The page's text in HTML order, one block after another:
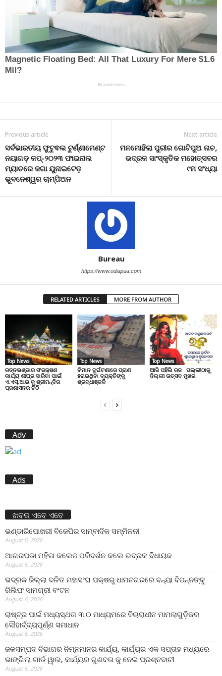
Previous article
ସର୍ବଭାରତୀୟ ଫୁଟୁଵଲ ଟୁର୍ଣ୍ଣାମେଣ୍ଟ
ନୟାଗଡ଼ କପ୍-୨୦୨୩ ଫାଇନାଲ
ମ୍ୟାଚରେ ଜଗା ୟୁନାଇଟେଡ଼
ଭୁବନେଶ୍ୱର ଚାମ୍ପିଅନ
Next article
ମନମୋହିଲା ପୁରୀର ଗୋଟିପୁଅ ନାଚ,
ଭଦ୍ରକ ସାଂସ୍କୃତିକ ମହୋତ୍ସବର
୯ମ ସଂଧ୍ୟା
Bureau
https://www.odiapua.com
RELATED ARTICLES MORE FROM AUTHOR
Top News
ରତ୍ନଭଣ୍ଡାର ସଂରକ୍ଷଣ
କାର୍ଯ୍ୟ ଶୀଘ୍ର ସାରିବା ପାଇଁ
ଏ.ଏସ୍.ଆଇ.କୁ ଶ୍ରୀମନ୍ଦିର
ପ୍ରଶାସନର ଚିଠି
Top News
ବିମାନ ଦୁର୍ଘଟଣାରେ ପ୍ରାଣ
ହରାଇଥିବା ବ୍ୟକ୍ତିଙ୍କୁ
ଶ୍ରଦ୍ଧାଞ୍ଜଳି
Top News
ଆଜି ପହିଲି ରଜ : ପଲ୍ଲୀଠାରୁ
ଦିଲ୍ଲୀ ଉତ୍ସବ ମୁଖର
Adv
Ads
ଖବର ଏବେ ଏବେ
ଭଣ୍ଡାରିପୋଖରୀ ବିଜେପିର ସାମ୍ବାଦିକ ସମ୍ମିଳନୀ
August 6, 2026
ଆଗରପଡା ମହିଳା କଲେଜ ପରିଦର୍ଶନ କଲେ ଭଦ୍ରକ ବିଧାୟକ
August 6, 2026
ଭଦ୍ରକ ଜିଲ୍ଲା ଦଳିତ ମହାସଂଘ ପକ୍ଷରୁ ଧାମନଗରରେ ବନ୍ୟା ବିପନ୍ନଙ୍କୁ
ରିଲିଫ ସାମଗ୍ରୀ ବଂଟନ
August 6, 2026
ରାଷ୍ଟ୍ର ପାଇଁ ମଧ୍ୟସ୍ଥତା ୩.୦ ମାଧ୍ୟମରେ ବିଚାରାଧୀନ ମାମଲାଗୁଡ଼ିକର
ସୌହାର୍ଦ୍ଦ୍ୟପୂର୍ଣ୍ଣ ସମାଧାନ
August 6, 2026
ଜଳସମ୍ପଦ ବିଭାଗର ନିମ୍ନମାନର କାର୍ଯ୍ୟ, କାର୍ଯ୍ୟର ଏକ ସପ୍ତାହ ମଧ୍ୟରେ
ଭାଙ୍ଗିଲା ଗାର୍ଡ ୱାଲ, କାର୍ଯ୍ୟର ଗୁଣବତା କୁ ନେଇ ପ୍ରଶ୍ନବାଚୀ
August 6, 2026